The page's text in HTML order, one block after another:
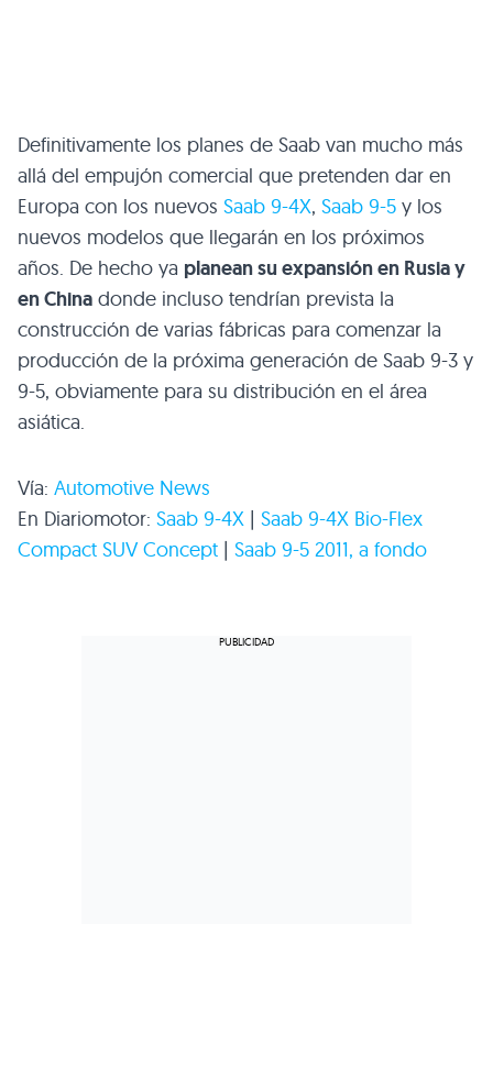
Definitivamente los planes de Saab van mucho más
allá del empujón comercial que pretenden dar en
Europa con los nuevos Saab 9-4X, Saab 9-5 y los
nuevos modelos que llegarán en los próximos
años. De hecho ya planean su expansión en Rusia y
en China donde incluso tendrían prevista la
construcción de varias fábricas para comenzar la
producción de la próxima generación de Saab 9-3 y
9-5, obviamente para su distribución en el área
asiática.
Vía: Automotive News
En Diariomotor: Saab 9-4X | Saab 9-4X Bio-Flex
Compact SUVConcept | Saab 9-5 2011, a fondo